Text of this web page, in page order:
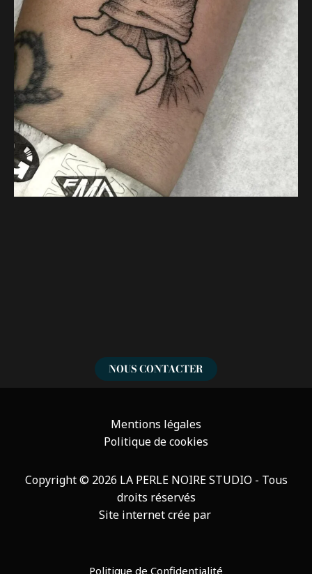
NOUS CONTACTER
Mentions légales
Politique de cookies
Copyright© 2026 LA PERLE NOIRE STUDIO - Tous
droits réservés
Site internet crée par
Politique de Confidentialité